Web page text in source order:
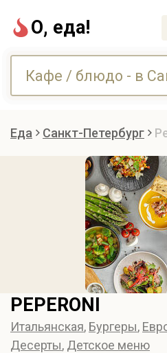
О, еда!
Еда Санкт-Петербург
PEPERONI
Итальянская, Бургеры,
Десерты, Детское меню